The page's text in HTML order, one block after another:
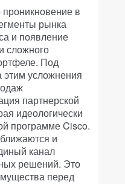
в
рынка
и появление
сложного
Под
усложнения
партнерской
идеологически
программе Cisco.
и
канал
решений. Это
перед